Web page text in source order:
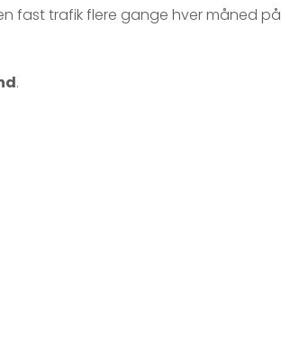
fast trafik flere gange hver måned på
.